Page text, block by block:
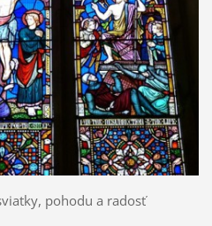
pohodu a radosť